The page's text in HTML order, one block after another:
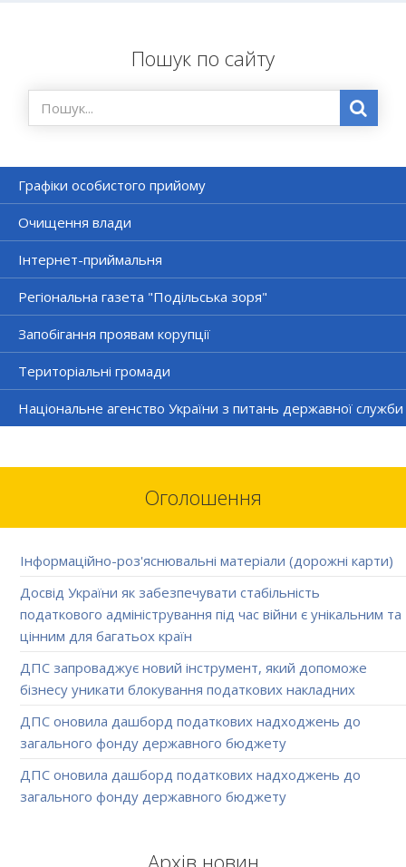
Пошук по сайту
Графіки особистого прийому
Очищення влади
Інтернет-приймальня
Регіональна газета "Подільська зоря"
Запобігання проявам корупції
Територіальні громади
Національне агенство України з питань державної служби
Оголошення
Інформаційно-роз'яснювальні матеріали (дорожні карти)
Досвід України як забезпечувати стабільність
податкового адміністрування під час війни є унікальним та
цінним для багатьох країн
ДПС запроваджує новий інструмент, який допоможе
бізнесу уникати блокування податкових накладних
ДПС оновила дашборд податкових надходжень до
загального фонду державного бюджету
ДПС оновила дашборд податкових надходжень до
загального фонду державного бюджету